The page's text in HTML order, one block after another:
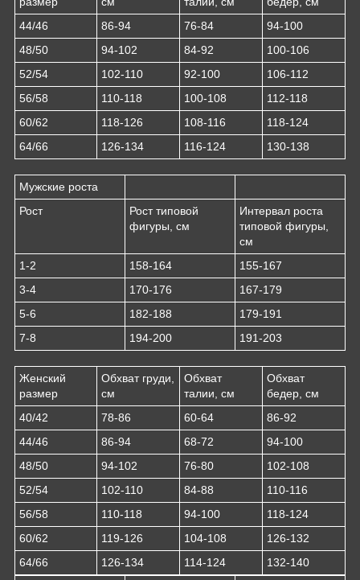
44/46
86-94 76-84
94-100
48/50
94-102 84-92
100-106
52/54
102-110 92-100
106-112
56/58
110-118 100-108
112-118
60/62
118-126 108-116
118-124
64/66
126-134 116-124 130-138
Мужские роста
Рост
Рост типовой
фигуры, см
Интервал роста
типовой фигуры,
см
1-2
158-164
155-167
3-4
170-176
167-179
5-6
182-188
179-191
7-8
194-200 191-203
Женский
размер
Обхват груди,
см
Обхват
талии, см
Обхват
бедер, см
40/42
78-86 60-64
86-92
44/46
86-94 68-72
94-100
48/50
94-102 76-80
102-108
52/54
102-110 84-88
110-116
56/58
110-118 94-100
118-124
60/62
119-126 104-108
126-132
64/66
126-134 114-124
132-140